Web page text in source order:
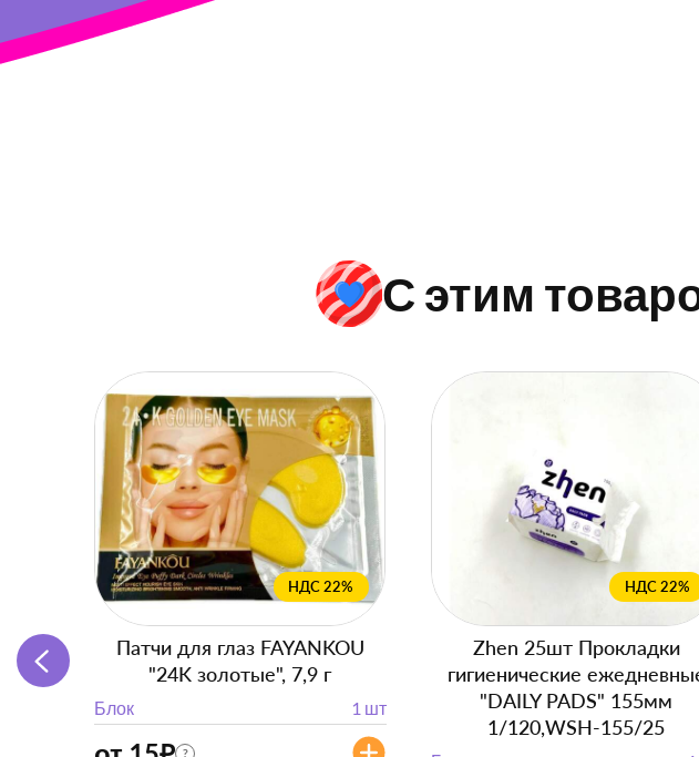
С этим
НДС 22%
Патчи для глаз FAYANKOU
"24K золотые", 7,9 г
Блок 1 шт
?
НДС 22%
Zhen 25шт Прокладки
гигиенические
"DAILY PADS" 155мм
1/120,WSH-155/25